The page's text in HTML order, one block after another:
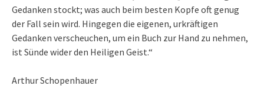
Gedanken stockt; was auch beim besten Kopfe oft genug
der Fall sein wird. Hingegen die eigenen, urkräftigen
Gedanken verscheuchen, um ein Buch zur Hand zu nehmen,
ist Sünde wider den Heiligen Geist.“
Arthur Schopenhauer